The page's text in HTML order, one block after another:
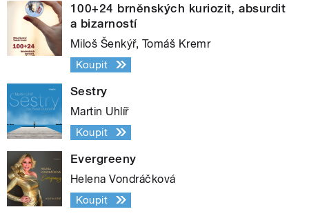
100+24 brněnských kuriozit, absurdit
a bizarností
Miloš Šenkýř, Tomáš Kremr
Koupit
Sestry
Martin Uhlíř
Koupit
Evergreeny
Helena Vondráčková
Koupit